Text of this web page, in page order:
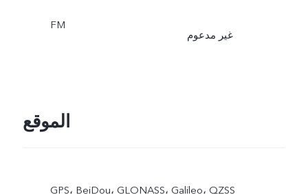
FM
غير مدعوم
الموقع
GPS،‏ BeiDou،‏ GLONASS،‏ Galileo،‏ QZSS